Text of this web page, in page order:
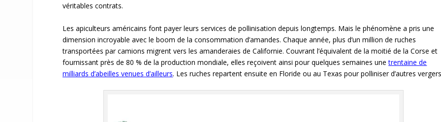
véritables contrats.
Les apiculteurs américains font payer leurs services de pollinisation depuis longtemps. Mais le phénomène a pris une
dimension incroyable avec le boom de la consommation d’amandes. Chaque année, plus d’un million de ruches
transportées par camions migrent vers les amanderaies de Californie. Couvrant l’équivalent de la moitié de la Corse et
fournissant près de 80 % de la production mondiale, elles reçoivent ainsi pour quelques semaines unetrentaine de
milliards d’abeilles venues d’ailleurs. Les ruches repartent ensuite en Floride ou au Texas pour polliniser d’autres